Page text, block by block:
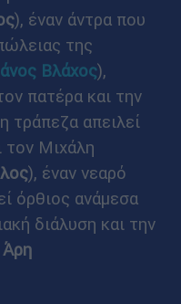
), έναν άντρα που
της
Βλάχος),
πατέρα και την
απειλεί
τον Μιχάλη
), έναν νεαρό
όρθιος ανάμεσα
διάλυση και την
Άρη